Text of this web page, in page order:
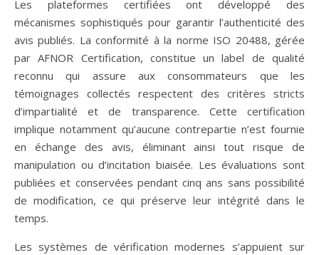
Les plateformes certifiées ont développé des
mécanismes sophistiqués pour garantir l’authenticité des
avis publiés. La conformité à la norme ISO 20488, gérée
par AFNOR Certification, constitue un label de qualité
reconnu qui assure aux consommateurs que les
témoignages collectés respectent des critères stricts
d’impartialité et de transparence. Cette certification
implique notamment qu’aucune contrepartie n’est fournie
en échange des avis, éliminant ainsi tout risque de
manipulation ou d’incitation biaisée. Les évaluations sont
publiées et conservées pendant cinq ans sans possibilité
de modification, ce qui préserve leur intégrité dans le
temps.
Les systèmes de vérification modernes s’appuient sur